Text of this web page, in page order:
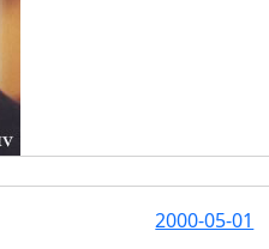
2000-05-01